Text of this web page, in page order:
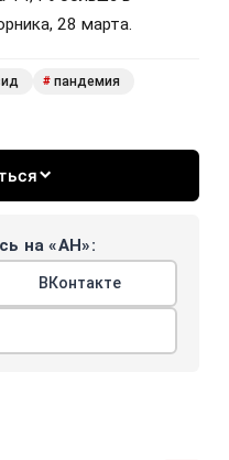
28 марта.
# пандемия
на «АН»:
ВКонтакте